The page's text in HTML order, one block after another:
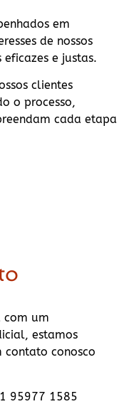
em
de nossos
e justas.
clientes
o processo,
cada etapa
com um
estamos
contato conosco
95977 1585